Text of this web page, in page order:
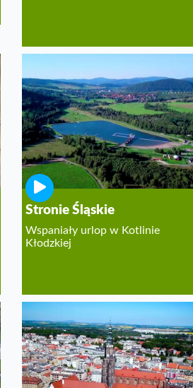
Stronie Śląskie
Wspaniały urlop w Kotlinie
Kłodzkiej